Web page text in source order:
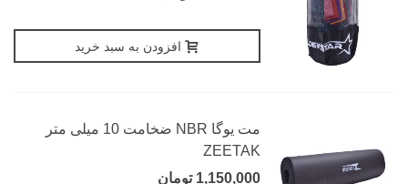
افزودن به سبد خرید
مت یوگا NBR ضخامت 10 میلی متر
ZEETAK
1,150,000 تومان